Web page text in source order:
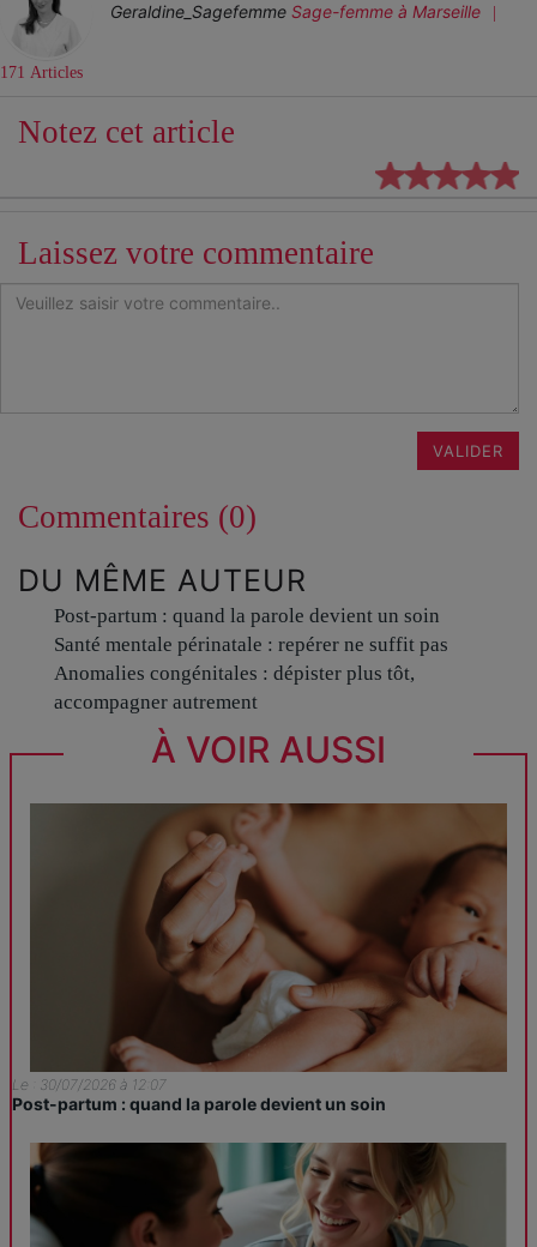
Geraldine_Sagefemme Sage-femme à Marseille
171 Articles
Notez cet article
Laissez votre commentaire
VALIDER
Commentaires (0)
DU MÊME AUTEUR
Post-partum : quand la parole devient un soin
Santé mentale périnatale : repérer ne suffit pas
Anomalies congénitales : dépister plus tôt,
accompagner autrement
À VOIR AUSSI
Le : 30/07/2026 à 12:07
Post-partum : quand la parole devient un soin